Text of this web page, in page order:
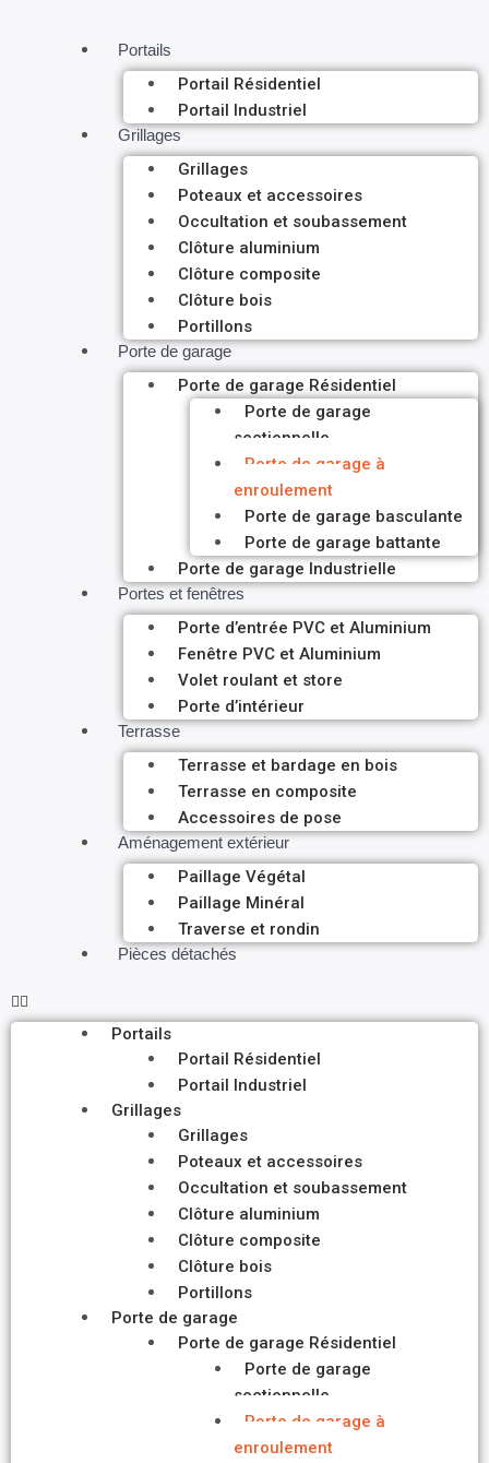
Portails
Portail Résidentiel
Portail Industriel
Grillages
Grillages
Poteaux et accessoires
Occultation et soubassement
Clôture aluminium
Clôture composite
Clôture bois
Portillons
Porte de garage
Porte de garage Résidentiel
Porte de garage
sectionnelle
Porte de garage à
enroulement
Porte de garage basculante
Porte de garage battante
Porte de garage Industrielle
Portes et fenêtres
Porte d’entrée PVC et Aluminium
Fenêtre PVC et Aluminium
Volet roulant et store
Porte d’intérieur
Terrasse
Terrasse et bardage en bois
Terrasse en composite
Accessoires de pose
Aménagement extérieur
Paillage Végétal
Paillage Minéral
Traverse et rondin
Pièces détachés
Portails
Portail Résidentiel
Portail Industriel
Grillages
Grillages
Poteaux et accessoires
Occultation et soubassement
Clôture aluminium
Clôture composite
Clôture bois
Portillons
Porte de garage
Porte de garage Résidentiel
Porte de garage
sectionnelle
Porte de garage à
enroulement